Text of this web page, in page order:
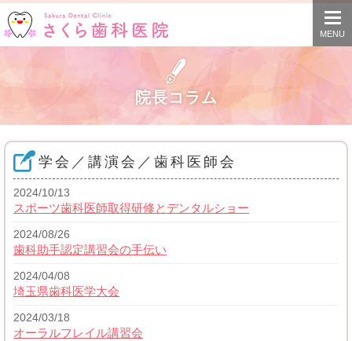
MENU
院長コラム
学会／講演会／歯科医師会
2024/10/13
スポーツ歯科医師取得研修とデンタルショー
2024/08/26
歯科助手認定講習会の手伝い
2024/04/08
埼玉県歯科医学大会
2024/03/18
オーラルフレイル講習会